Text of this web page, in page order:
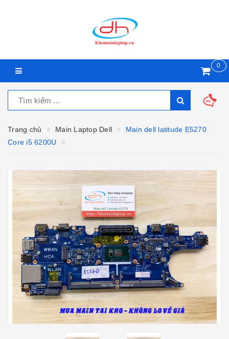
0
Trang chủ Main Laptop Dell
Main dell latitude E5270
Core i5 6200U